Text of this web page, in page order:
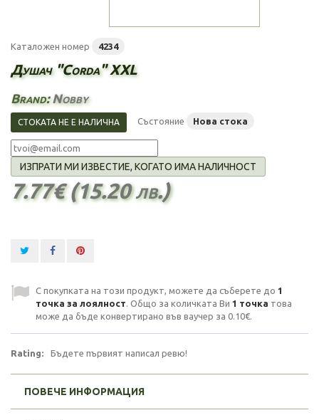
Каталожен номер 4234
Душач "Corda" XXL
Brand:Nobby
СТОКАТА НЕ Е НАЛИЧНА Състояние Нова стока
ИЗПРАТИ МИ ИЗВЕСТИЕ, КОГАТО ИМА НАЛИЧНОСТ
7.77€ (15.20 лв.)
С покупката на този продукт, можете да съберете до 1
точка за лоялност. Общо за количката Ви 1 точка това
може да бъде конвертирано във ваучер за 0.10€.
Rating: Бъдете първият написал ревю!
ПОВЕЧЕ ИНФОРМАЦИЯ